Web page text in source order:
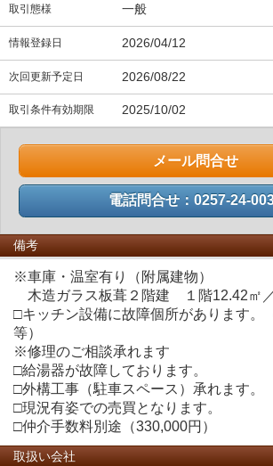
取引態様 一般
情報登録日 2026/04/12
次回更新予定日 2026/08/22
取引条件有効期限 2025/10/02
メール問合せ
電話問合せ：0257-24-
備考
※車庫・温室有り（附属建物）
木造ガラス板葺２階建 １階12.42㎡
□キッチン設備に故障個所があります。
等）
※修理のご相談承れます
□給湯器が故障しております。
□外構工事（駐車スペース）承れます。
□現況有姿での売買となります。
□仲介手数料別途（330,000円）
取扱い会社